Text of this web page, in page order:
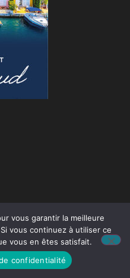
vous garantir la meilleure
vous continuez à utiliser ce
vous en êtes satisfait.
confidentialité